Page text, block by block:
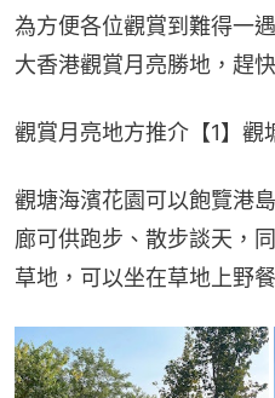
為方便各位觀賞到難得一
大香港觀賞月亮勝地，趕
觀賞月亮地方推介【1】觀
觀塘海濱花園可以飽覽港
廊可供跑步、散步談天，
草地，可以坐在草地上野